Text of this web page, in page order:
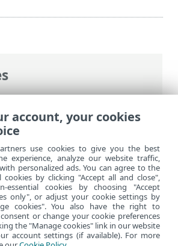
de ESET>ESET Endpoint
avanzada>
de comandos
ordenador
account, your cookies
use cookies to give you the best
experience, analyze our website traffic,
personalized ads. You can agree to the
by clicking "Accept all and close",
essential cookies by choosing "Accept
only", or adjust your cookie settings by
cookies". You also have the right to
or change your cookie preferences
the "Manage cookies" link in our website
account settings (if available). For more